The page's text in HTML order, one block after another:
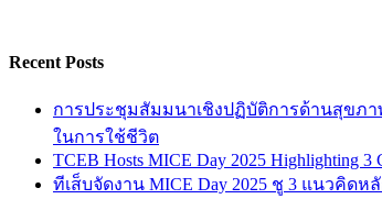
Recent Posts
การประชุมสัมมนาเชิงปฏิบัติการด้านสุขภาพ
ในการใช้ชีวิต
TCEB Hosts MICE Day 2025 Highlighting 3
ทีเส็บจัดงาน MICE Day 2025 ชู 3 แนวคิดหลั